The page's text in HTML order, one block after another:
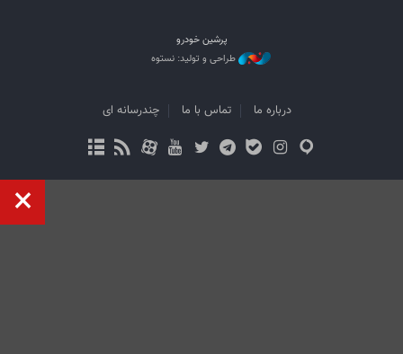
پرشین خودرو
طراحی و تولید: نستوه
درباره ما تماس با ما چندرسانه ای